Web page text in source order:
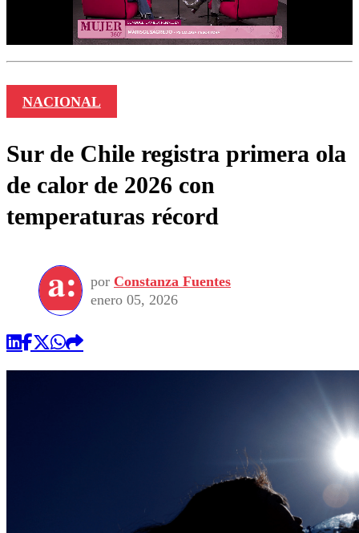
NACIONAL
Sur de Chile registra primera ola
de calor de 2026 con
temperaturas récord
por Constanza Fuentes
enero 05, 2026